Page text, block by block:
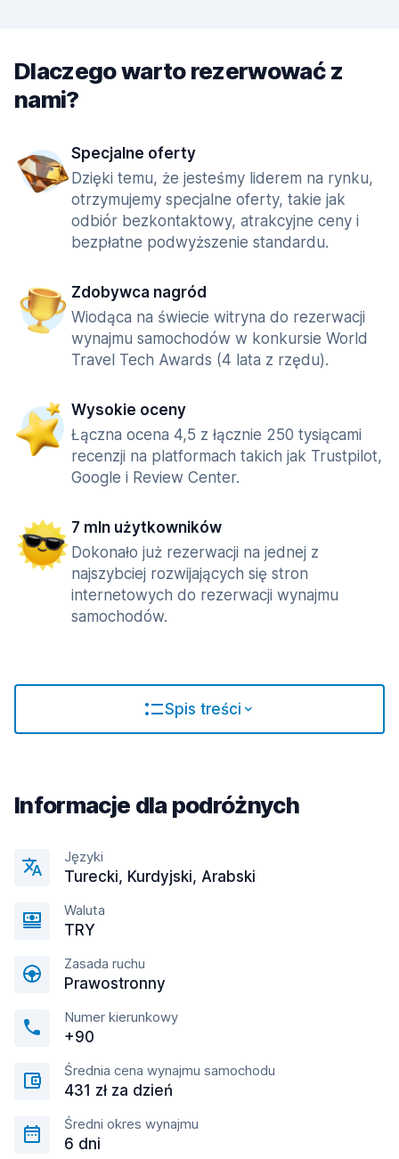
Dlaczego warto rezerwować z
nami?
Specjalne oferty
Dzięki temu, że jesteśmy liderem na rynku,
otrzymujemy specjalne oferty, takie jak
odbiór bezkontaktowy, atrakcyjne ceny i
bezpłatne podwyższenie standardu.
Zdobywca nagród
Wiodąca na świecie witryna do rezerwacji
wynajmu samochodów w konkursie World
Travel Tech Awards (4 lata z rzędu).
Wysokie oceny
Łączna ocena 4,5 z łącznie 250 tysiącami
recenzji na platformach takich jak Trustpilot,
Google i Review Center.
7 mln użytkowników
Dokonało już rezerwacji na jednej z
najszybciej rozwijających się stron
internetowych do rezerwacji wynajmu
samochodów.
Spis treści
Informacje dla podróżnych
Języki
Turecki, Kurdyjski, Arabski
Waluta
TRY
Zasada ruchu
Prawostronny
Numer kierunkowy
+90
Średnia cena wynajmu samochodu
431 zł za dzień
Średni okres wynajmu
6 dni